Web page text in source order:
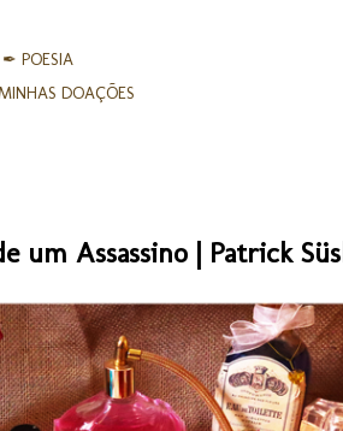
✒ POESIA
DOAÇÕES
um Assassino | Patrick